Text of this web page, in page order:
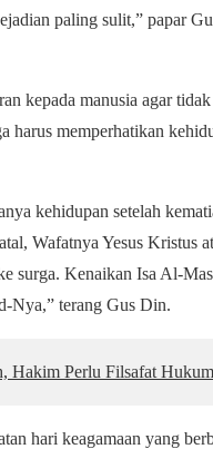
paling sulit,” papar
kepada manusia agar
harus memperhatikan
kehidupan setelah
Wafatnya Yesus Kristus
surga. Kenaikan Isa Al-
Nya,” terang Gus Din.
Hakim Perlu Filsafat Hukum
hari keagamaan yang